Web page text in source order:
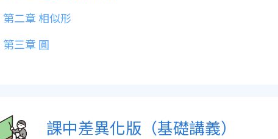
第二章 相似形
第三章 圓
課中差異化版（基礎講義）